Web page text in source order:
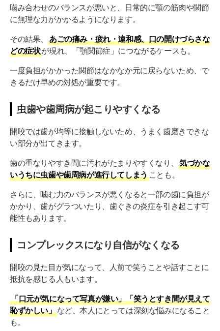
噛み合わせのバランスが悪いと、日常的に顎の筋肉や関節
に無理な力がかかるようになります。
その結果、
あごの痛み・疲れ・違和感、口の開けづらさな
どの症状が現れ、「顎関節症」につながるケースも。
一度負担がかかった関節はなかなか元に戻らないため、で
きるだけ早めの対処が重要です。
虫歯や歯周病が起こりやすくなる
開咬では歯が均等に接触しないため、うまく歯磨きできな
い部分が出てきます。
歯の重なりやすき間に汚れがたまりやすくなり、
気づかな
いうちに虫歯や歯周病が進行してしまう ことも。
さらに、噛む力のバランスが悪くなると一部の歯に負担が
かかり、歯がグラついたり、歯ぐきの炎症を引き起こす可
能性もあります。
コンプレックスになり自信がなくなる
開咬の見た目が気になって、人前で笑うことや話すことに
抵抗を感じる人もいます。
「口元が気になって写真が嫌い」「笑うとすき間が見えて
恥ずかしい」
など、本人にとっては深刻な悩みになること
も。